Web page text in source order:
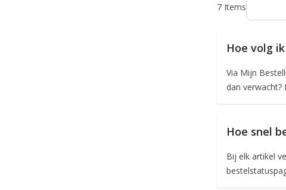
7 Items
Hoe volg
Via Mijn
dan
Hoe snel
Bij elk artikel